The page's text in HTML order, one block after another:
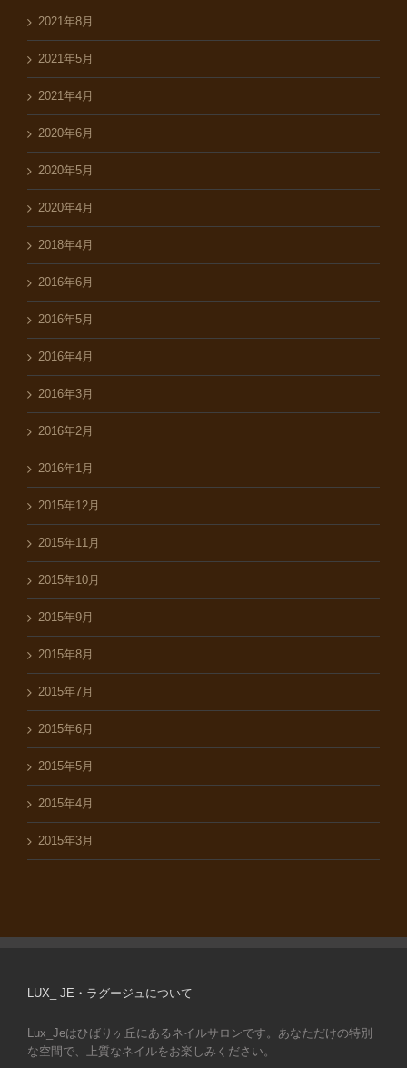
2021年8月
2021年5月
2021年4月
2020年6月
2020年5月
2020年4月
2018年4月
2016年6月
2016年5月
2016年4月
2016年3月
2016年2月
2016年1月
2015年12月
2015年11月
2015年10月
2015年9月
2015年8月
2015年7月
2015年6月
2015年5月
2015年4月
2015年3月
LUX_ JE・ラグージュについて
Lux_Jeはひばりヶ丘にあるネイルサロンです。あなただけの特別
な空間で、上質なネイルをお楽しみください。